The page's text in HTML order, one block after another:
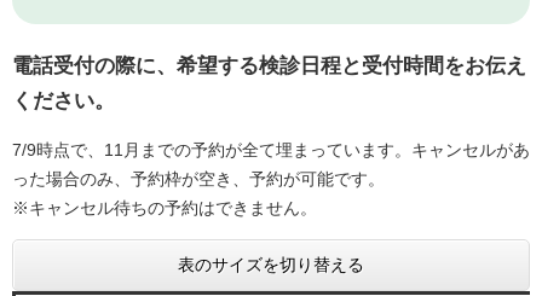
電話受付の際に、希望する検診日程と受付時間をお伝え
ください。
7/9時点で、11月までの予約が全て埋まっています。 キャンセルがあ
った場合のみ、予約枠が空き、予約が可能です。
※キャンセル待ちの予約はできません。​
表のサイズを切り替える